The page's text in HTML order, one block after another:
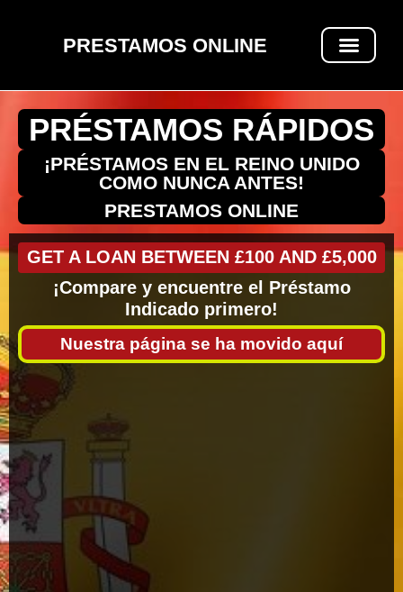
PRESTAMOS ONLINE
PRÉSTAMOS RÁPIDOS
¡PRÉSTAMOS EN EL REINO UNIDO
COMO NUNCA ANTES!
PRESTAMOS ONLINE
GET A LOAN BETWEEN £100 AND £5,000
¡Compare y encuentre el Préstamo
Indicado primero!
Nuestra página se ha movido aquí